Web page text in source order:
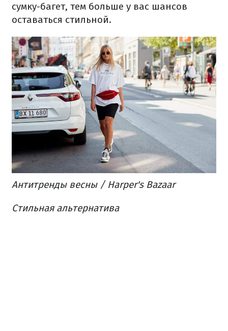
сумку-багет, тем больше у вас шансов
оставаться стильной.
Антитренды весны / Harper's Bazaar
Стильная альтернатива